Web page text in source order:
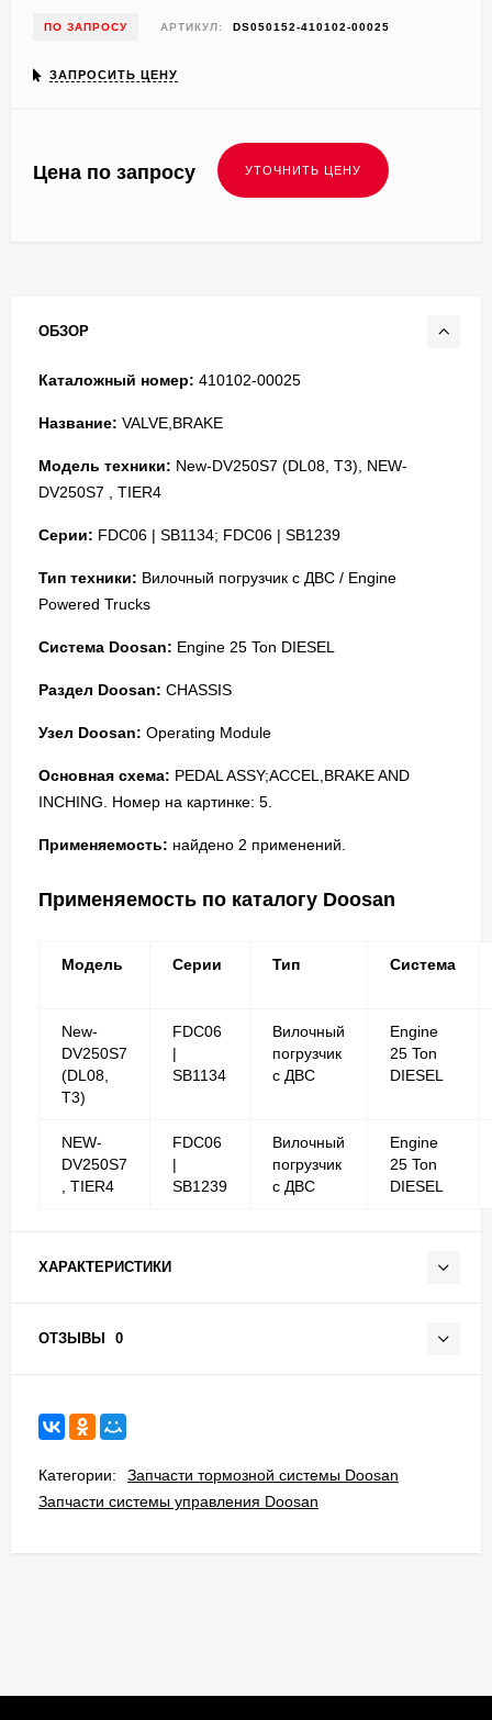
ПО ЗАПРОСУ АРТИКУЛ: DS050152-410102-00025
ЗАПРОСИТЬ ЦЕНУ
Цена по запросу
ОБЗОР
Каталожный номер: 410102-00025
Название: VALVE,BRAKE
Модель техники: New-DV250S7 (DL08, T3), NEW-
DV250S7 , TIER4
Серии: FDC06 | SB1134; FDC06 | SB1239
Тип техники: Вилочный погрузчик с ДВС / Engine
Powered Trucks
Система Doosan: Engine 25 Ton DIESEL
Раздел Doosan: CHASSIS
Узел Doosan: Operating Module
Основная схема: PEDAL ASSY;ACCEL,BRAKE AND
INCHING. Номер на картинке: 5.
Применяемость: найдено 2 применений.
Применяемость по каталогу Doosan
Модель Серии Тип Система
New-
DV250S7
(DL08,
T3)
FDC06
|
SB1134
Вилочный
погрузчик
с ДВС
Engine
25 Ton
DIESEL
NEW-
DV250S7
, TIER4
FDC06
|
SB1239
Вилочный
погрузчик
с ДВС
Engine
25 Ton
DIESEL
ХАРАКТЕРИСТИКИ
ОТЗЫВЫ 0
Категории:
Запчасти тормозной системы Doosan
Запчасти системы управления Doosan